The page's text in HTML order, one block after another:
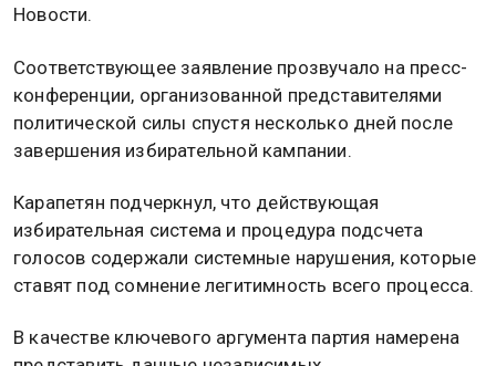
Новости.
Соответствующее заявление прозвучало на пресс-
конференции, организованной представителями
политической силы спустя несколько дней после
завершения избирательной кампании.
Карапетян подчеркнул, что действующая
избирательная система и процедура подсчета
голосов содержали системные нарушения, которые
ставят под сомнение легитимность всего процесса.
В качестве ключевого аргумента партия намерена